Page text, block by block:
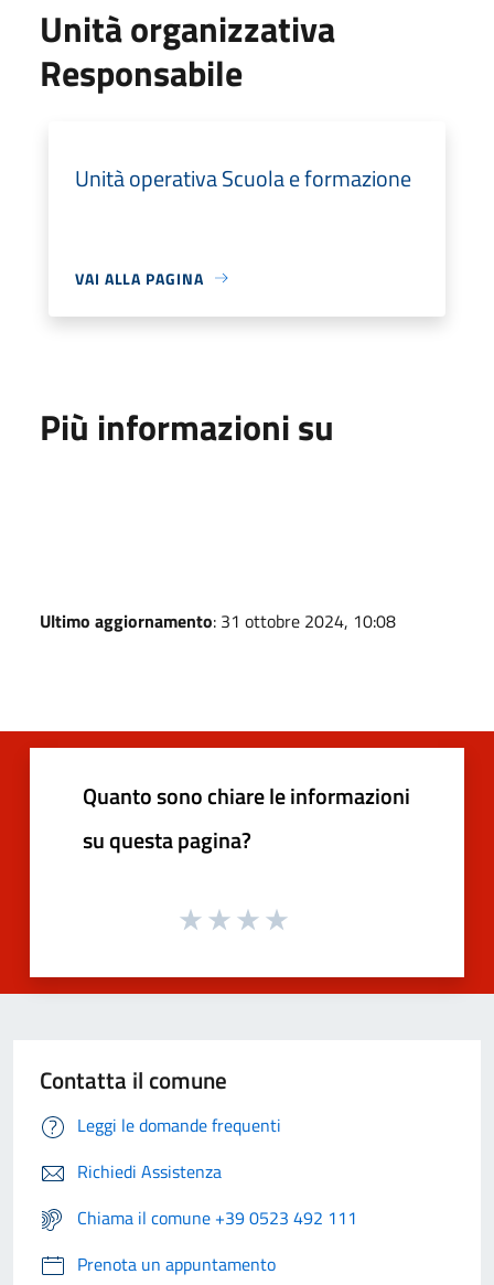
Unità organizzativa
Responsabile
Unità operativa Scuola e formazione
VAI ALLA PAGINA
Più informazioni su
Ultimo aggiornamento: 31 ottobre 2024, 10:08
Quanto sono chiare le informazioni
su questa pagina?
Contatta il comune
Leggi le domande frequenti
Richiedi Assistenza
Chiama il comune +39 0523 492 111
Prenota un appuntamento